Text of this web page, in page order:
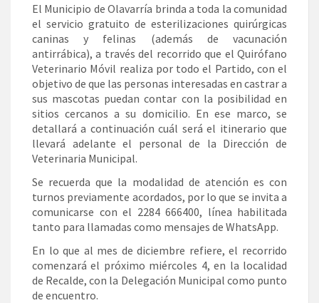
El Municipio de Olavarría brinda a toda la comunidad
el servicio gratuito de esterilizaciones quirúrgicas
caninas y felinas (además de vacunación
antirrábica), a través del recorrido que el Quirófano
Veterinario Móvil realiza por todo el Partido, con el
objetivo de que las personas interesadas en castrar a
sus mascotas puedan contar con la posibilidad en
sitios cercanos a su domicilio. En ese marco, se
detallará a continuación cuál será el itinerario que
llevará adelante el personal de la Dirección de
Veterinaria Municipal.
Se recuerda que la modalidad de atención es con
turnos previamente acordados, por lo que se invita a
comunicarse con el 2284 666400, línea habilitada
tanto para llamadas como mensajes de WhatsApp.
En lo que al mes de diciembre refiere, el recorrido
comenzará el próximo miércoles 4, en la localidad
de Recalde, con la Delegación Municipal como punto
de encuentro.